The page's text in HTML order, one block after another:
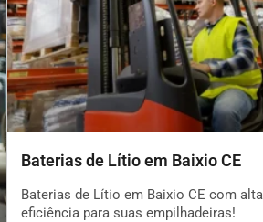
Baterias de Lítio em Baixio CE
Baterias de Lítio em Baixio CE com alta
eficiência para suas empilhadeiras!